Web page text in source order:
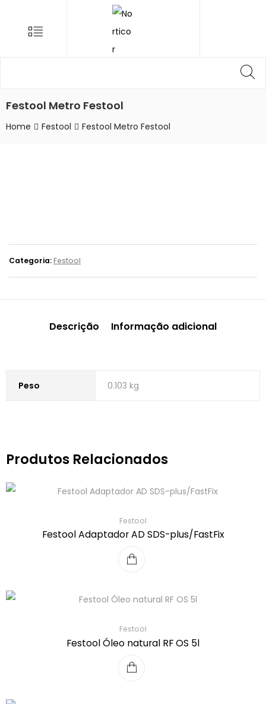
Menu
Festool Metro Festool
Home Festool Festool Metro Festool
Categoria: Festool
Descrição Informação adicional
Peso 0.103 kg
Produtos Relacionados
Festool
Festool Adaptador AD SDS-plus/FastFix
Festool
Festool Óleo natural RF OS 5l